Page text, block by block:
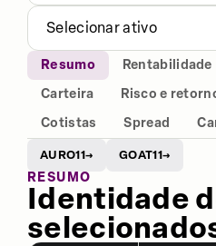
Selecionar ativo
Resumo Rentabilidade
Carteira
Risco e
Cotistas
Spread
AURO11→ GOAT11→
RESUMO
Identidade